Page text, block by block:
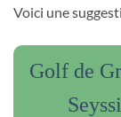
Voici une
Golf de